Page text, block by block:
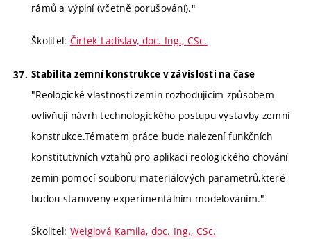
rámů a výplní (včetně porušování)."
Školitel: Čírtek Ladislav, doc. Ing., CSc.
Stabilita zemní konstrukce v závislosti na čase
"Reologické vlastnosti zemin rozhodujícím způsobem
ovlivňují návrh technologického postupu výstavby zemní
konstrukce.Tématem práce bude nalezení funkčních
konstitutivních vztahů pro aplikaci reologického chování
zemin pomocí souboru materiálových parametrů,které
budou stanoveny experimentálním modelováním."
Školitel: Weiglová Kamila, doc. Ing., CSc.